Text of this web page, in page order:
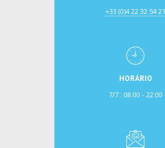
+33 (0)4 22 32 54 21
HORÁRIO
7/7 : 08:00 - 22:00